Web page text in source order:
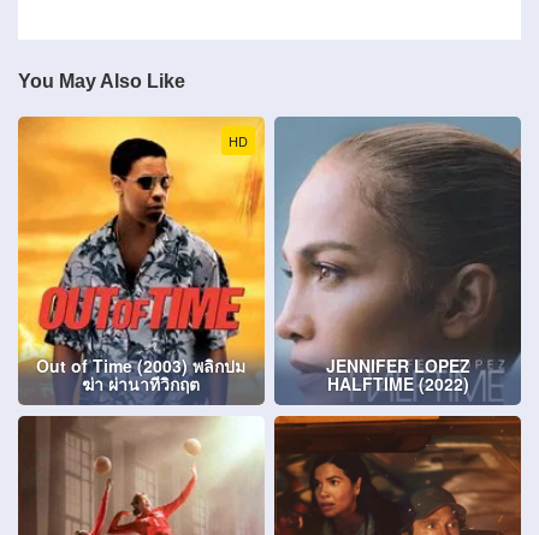
You May Also Like
HD
Out of Time (2003) พลิกปม
ฆ่า ผ่านาทีวิกฤต
JENNIFER LOPEZ
HALFTIME (2022)